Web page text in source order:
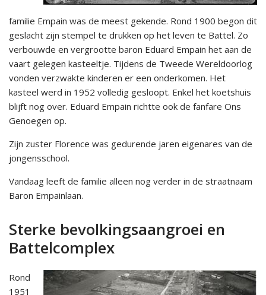
familie Empain was de meest gekende. Rond 1900 begon dit
geslacht zijn stempel te drukken op het leven te Battel. Zo
verbouwde en vergrootte baron Eduard Empain het aan de
vaart gelegen kasteeltje. Tijdens de Tweede Wereldoorlog
vonden verzwakte kinderen er een onderkomen. Het
kasteel werd in 1952 volledig gesloopt. Enkel het koetshuis
blijft nog over. Eduard Empain richtte ook de fanfare Ons
Genoegen op.
Zijn zuster Florence was gedurende jaren eigenares van de
jongensschool.
Vandaag leeft de familie alleen nog verder in de straatnaam
Baron Empainlaan.
Sterke bevolkingsaangroei en
Battelcomplex
Rond
1951